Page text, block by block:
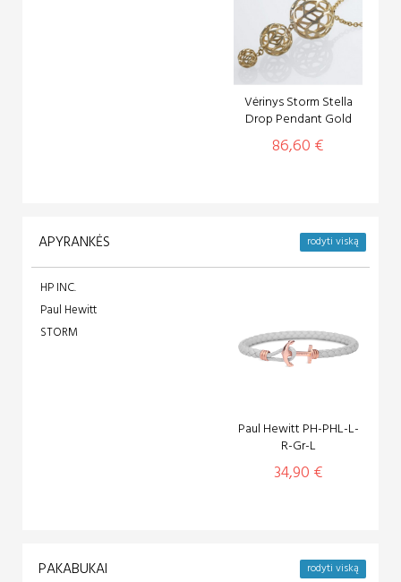
Vėrinys Storm Stella
Drop Pendant Gold
86,60 €
APYRANKĖS rodyti viską
Paul Hewitt PH-PHL-L-
R-Gr-L
34,90 €
HP INC.
Paul Hewitt
STORM
PAKABUKAI rodyti viską